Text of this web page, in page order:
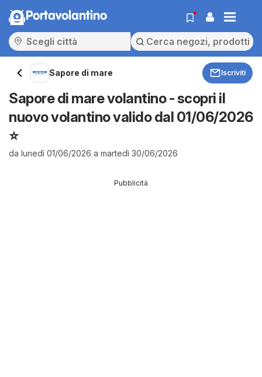
Portavolantino
Sapore di mare Iscriviti
Sapore di mare volantino - scopri il
nuovo volantino valido dal 01/06/2026
⭐️
da lunedì 01/06/2026 a martedì 30/06/2026
Pubblicità